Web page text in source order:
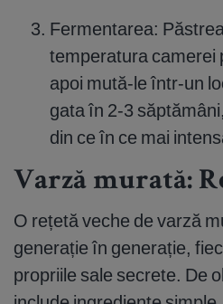
Fermentarea:
temperatura camerei
apoi mută-le într-un
gata în 2-3
din ce în ce mai
Varză murată:
O rețetă veche de varză
generație în generație,
propriile sale secrete. De